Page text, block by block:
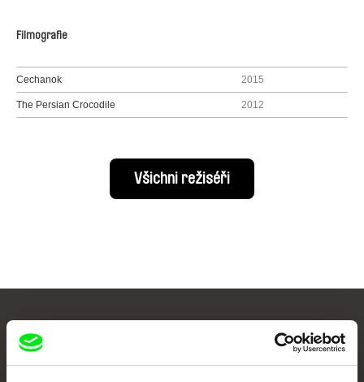
Filmografie
Cechanok 2015
The Persian Crocodile 2012
Všichni režiséři
dokumentární kino